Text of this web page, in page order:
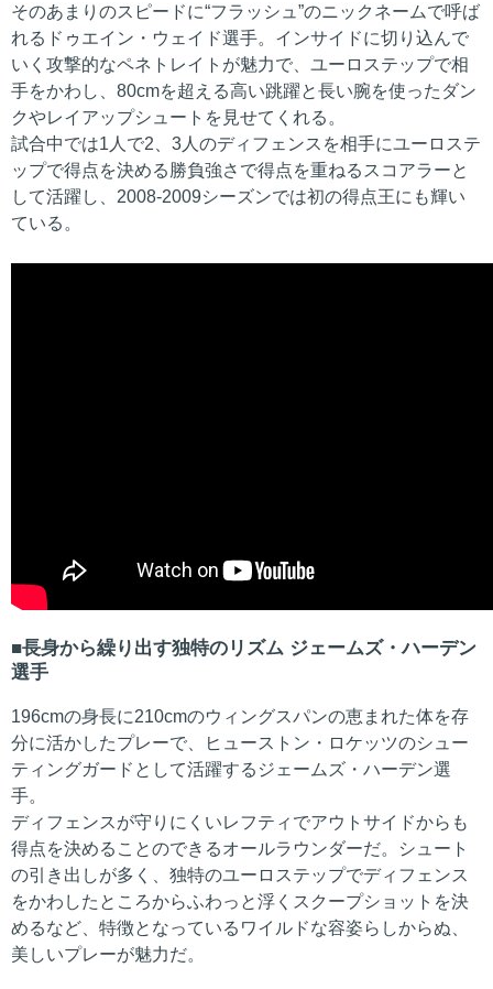
そのあまりのスピードに“フラッシュ”のニックネームで呼ば
れるドゥエイン・ウェイド選手。インサイドに切り込んで
いく攻撃的なペネトレイトが魅力で、ユーロステップで相
手をかわし、80cmを超える高い跳躍と長い腕を使ったダン
クやレイアップシュートを見せてくれる。
試合中では1人で2、3人のディフェンスを相手にユーロステ
ップで得点を決める勝負強さで得点を重ねるスコアラーと
して活躍し、2008-2009シーズンでは初の得点王にも輝い
ている。
長身から繰り出す独特のリズム ジェームズ・ハーデン
選手
196cmの身長に210cmのウィングスパンの恵まれた体を存
分に活かしたプレーで、ヒューストン・ロケッツのシュー
ティングガードとして活躍するジェームズ・ハーデン選
手。
ディフェンスが守りにくいレフティでアウトサイドからも
得点を決めることのできるオールラウンダーだ。シュート
の引き出しが多く、独特のユーロステップでディフェンス
をかわしたところからふわっと浮くスクープショットを決
めるなど、特徴となっているワイルドな容姿らしからぬ、
美しいプレーが魅力だ。